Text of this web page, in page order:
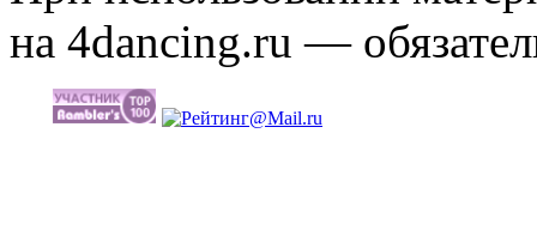
на 4dancing.ru —